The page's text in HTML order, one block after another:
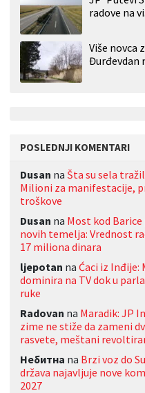
radove na
Više novca
Đurđevdan
POSLEDNJI KOMENTARI
Dusan na Šta su sela
Milioni za manifestacije,
troškove
Dusan na Most kod
novih temelja: Vrednost
17 miliona dinara
ljepotan na Ćaci iz Inđije:
dominira na TV dok u
ruke
Radovan na Maradik: JP
zime ne stiže da zameni
rasvete, meštani
Небитна na Brzi voz do
država najavljuje nove
2027